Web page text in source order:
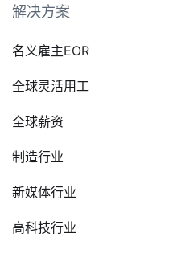
解决方案
名义雇主EOR
全球灵活用工
全球薪资
制造行业
新媒体行业
高科技行业